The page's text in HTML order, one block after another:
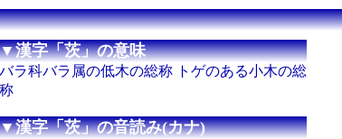
▼漢字「茨」の意味
バラ科バラ属の低木の総称 トゲのある小木の総
称
▼漢字「茨」の音読み(カナ)